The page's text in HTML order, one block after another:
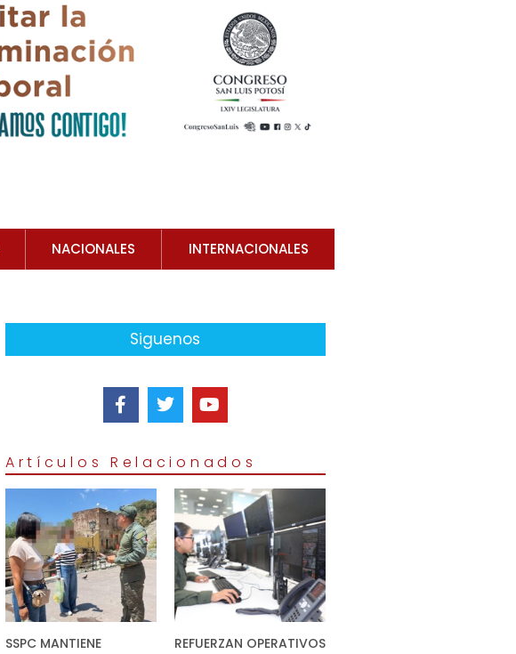
NACIONALES INTERNACIONALES
Siguenos
Artículos Relacionados
SSPC MANTIENE
REFUERZAN OPERATIVOS